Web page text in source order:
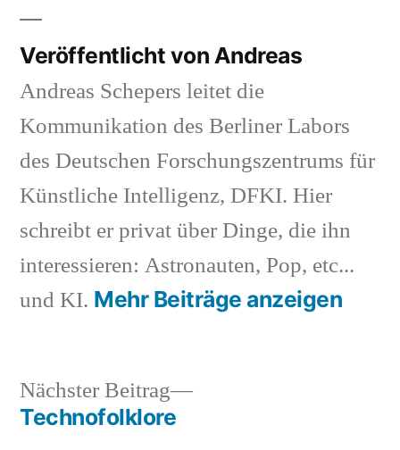
Veröffentlicht von Andreas
Andreas Schepers leitet die
Kommunikation des Berliner Labors
des Deutschen Forschungszentrums für
Künstliche Intelligenz, DFKI. Hier
schreibt er privat über Dinge, die ihn
interessieren: Astronauten, Pop, etc...
und KI. Mehr Beiträge anzeigen
Beitragsnavigation
Nächster Beitrag
Nächster
Technofolklore